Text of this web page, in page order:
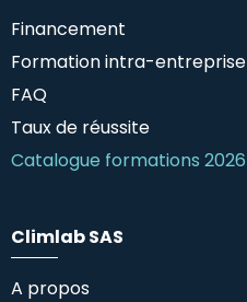
Financement
Formation intra-entreprise
FAQ
Taux de réussite
Catalogue formations 2026
Climlab SAS
A propos